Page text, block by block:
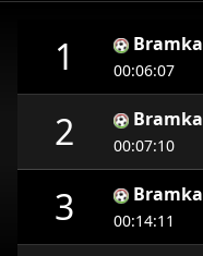
1 Bramka
00:06:07
2 Bramka
00:07:10
3 Bramka
00:14:11